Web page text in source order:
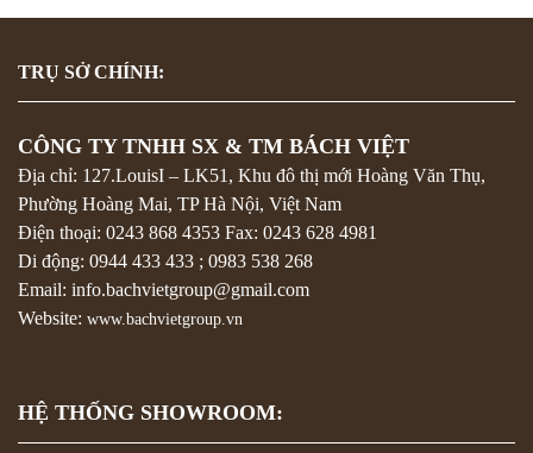
TRỤ SỞ CHÍNH:
CÔNG TY TNHH SX & TM BÁCH VIỆT
Địa chỉ: 127.LouisI – LK51, Khu đô thị mới Hoàng Văn Thụ,
Phường Hoàng Mai, TP Hà Nội, Việt Nam
Điện thoại: 0243 868 4353 Fax: 0243 628 4981
Di động: 0944 433 433 ; 0983 538 268
Email: info.bachvietgroup@gmail.com
Website: www.bachvietgroup.vn
HỆ THỐNG SHOWROOM: